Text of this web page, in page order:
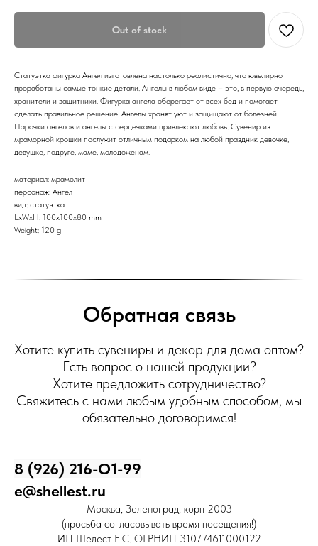
Out of stock
Статуэтка фигурка Ангел изготовлена настолько реалистично, что ювелирно
проработаны самые тонкие детали. Ангелы в любом виде – это, в первую очередь,
хранители и защитники. Фигурка ангела оберегает от всех бед и помогает
сделать правильное решение. Ангелы хранят уют и защищают от болезней.
Парочки ангелов и ангелы с сердечками привлекают любовь. Сувенир из
мраморной крошки послужит отличным подарком на любой праздник девочке,
девушке, подруге, маме, молодоженам.
материал: мрамолит
персонаж: Ангел
вид: статуэтка
LxWxH: 100x100x80 mm
Weight: 120 g
Обратная связь
Хотите купить сувениры и декор для дома оптом?
Есть вопрос о нашей продукции?
Хотите предложить сотрудничество?
Свяжитесь с нами любым удобным способом, мы
обязательно договоримся!
8 (926) 216-О1-99
e@shellest.ru
Москва, Зеленоград, корп 2003
(просьба согласовывать время посещения!)
ИП Шелест Е.С. ОГРНИП 310774611000122